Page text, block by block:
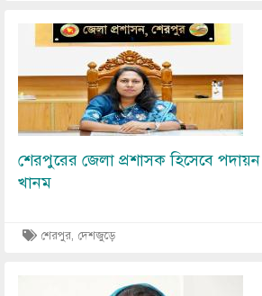
Image
শেরপুরের জেলা প্রশাসক হিসেবে
খানম
শেরপুর, দেশজুড়ে